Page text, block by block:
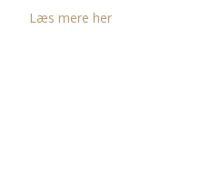
Læs mere her